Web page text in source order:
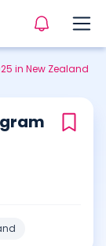
in New Zealand